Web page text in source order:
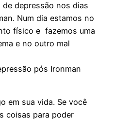
depressão nos dias
Num dia estamos no
físico e fazemos uma
e no outro mal
pós Ironman
em sua vida. Se você
coisas para poder